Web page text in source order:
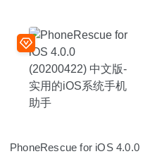
PhoneRescue for iOS 4.0.0